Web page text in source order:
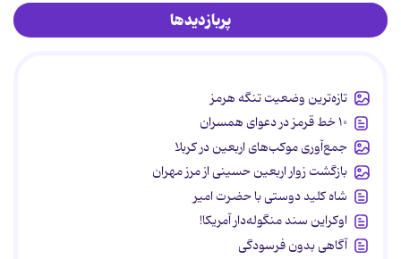
پربازدیدها
تازه‌ترین وضعیت تنگه هرمز
۱۰ خط قرمز در دعوای همسران
جمع‌آوری موکب‌های اربعین در کربلا
بازگشت زوار اربعین حسینی از مرز مهران
شاه کلید دوستی با حضرت امیر
اوکراین سند منگوله‌دار آمریکا!
آگاهی بدون فرسودگی